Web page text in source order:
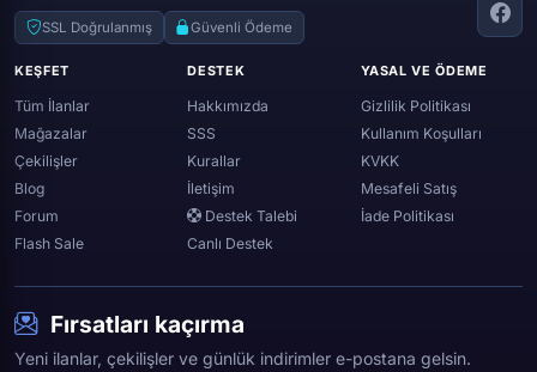
Genshin ımpact
Twitter (x)
Spotify
SSL Doğrulanmış Güvenli Ödeme
KEŞFET
Tüm İlanlar
Mağazalar
Çekilişler
Blog
Forum
Flash Sale
DESTEK
Hakkımızda
SSS
Kurallar
İletişim
Destek Talebi
Canlı Destek
YASAL VE ÖDEME
Gizlilik Politikası
Kullanım Koşulları
KVKK
Mesafeli Satış
İade Politikası
Fırsatları kaçırma
Yeni ilanlar, çekilişler ve günlük indirimler e-postana gelsin.